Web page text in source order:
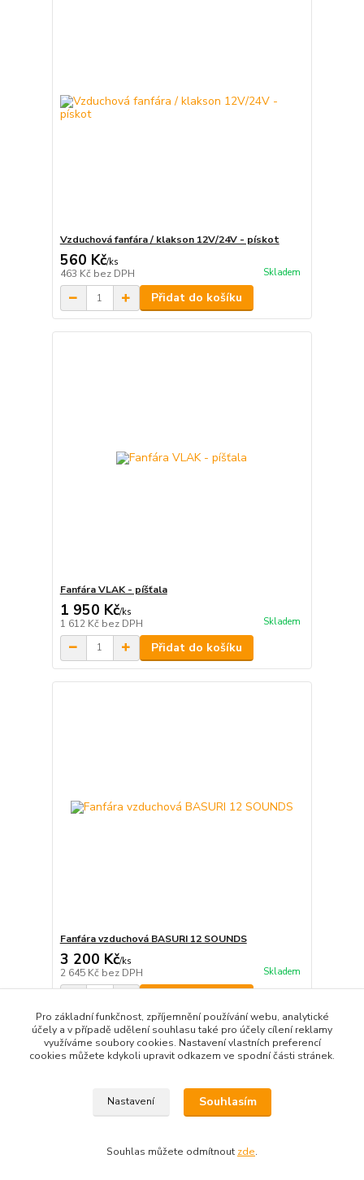
Vzduchová fanfára / klakson 12V/24V - pískot
560 Kč/ks
463 Kč bez DPH Skladem
Přidat do košíku
Fanfára VLAK - píšťala
1 950 Kč/ks
1 612 Kč bez DPH Skladem
Přidat do košíku
Fanfára vzduchová BASURI 12 SOUNDS
3 200 Kč/ks
2 645 Kč bez DPH Skladem
strana
Pro základní funkčnost, zpříjemnění používání webu, analytické
účely a v případě udělení souhlasu také pro účely cílení reklamy
využíváme soubory cookies. Nastavení vlastních preferencí
cookies můžete kdykoli upravit odkazem ve spodní části stránek.
Nastavení Souhlasím
Souhlas můžete odmítnout zde.